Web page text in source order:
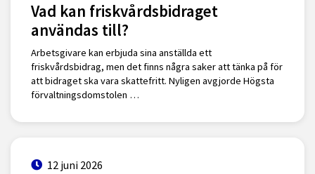
Vad kan friskvårdsbidraget
användas till?
Arbetsgivare kan erbjuda sina anställda ett
friskvårdsbidrag, men det finns några saker att tänka på för
att bidraget ska vara skattefritt. Nyligen avgjorde Högsta
förvaltningsdomstolen …
12 juni 2026